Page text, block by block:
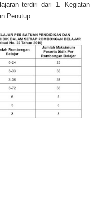
terdiri dari 1. Kegiatan
Penutup.